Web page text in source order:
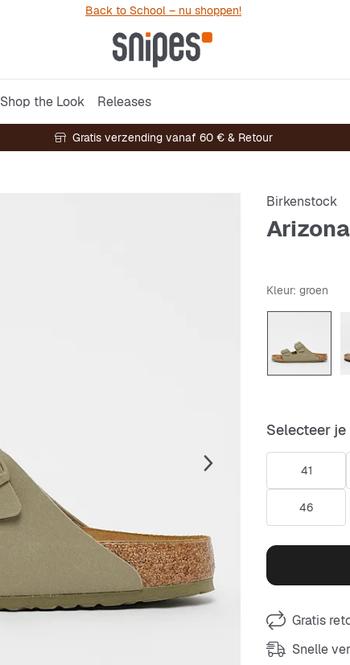
Back to School – nu shoppen!
Shop the Look Releases
Gratis verzending vanaf 60 € & Retour
Birkenstock
Arizona
Kleur: groen
Selecteer je
41
46
Gratis
Snelle